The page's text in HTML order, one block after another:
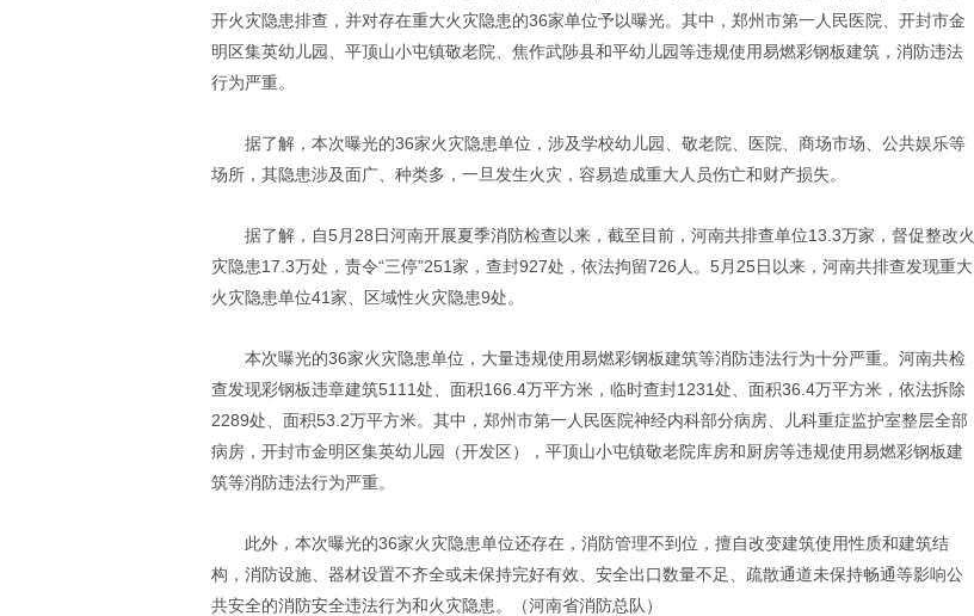
开火灾隐患排查，并对存在重大火灾隐患的36家单位予以曝光。其中，郑州市第一人民医院、开封市金
明区集英幼儿园、平顶山小屯镇敬老院、焦作武陟县和平幼儿园等违规使用易燃彩钢板建筑，消防违法
行为严重。
据了解，本次曝光的36家火灾隐患单位，涉及学校幼儿园、敬老院、医院、商场市场、公共娱乐等
场所，其隐患涉及面广、种类多，一旦发生火灾，容易造成重大人员伤亡和财产损失。
据了解，自5月28日河南开展夏季消防检查以来，截至目前，河南共排查单位13.3万家，督促整改火
灾隐患17.3万处，责令“三停”251家，查封927处，依法拘留726人。5月25日以来，河南共排查发现重大
火灾隐患单位41家、区域性火灾隐患9处。
本次曝光的36家火灾隐患单位，大量违规使用易燃彩钢板建筑等消防违法行为十分严重。河南共检
查发现彩钢板违章建筑5111处、面积166.4万平方米，临时查封1231处、面积36.4万平方米，依法拆除
2289处、面积53.2万平方米。其中，郑州市第一人民医院神经内科部分病房、儿科重症监护室整层全部
病房，开封市金明区集英幼儿园（开发区），平顶山小屯镇敬老院库房和厨房等违规使用易燃彩钢板建
筑等消防违法行为严重。
此外，本次曝光的36家火灾隐患单位还存在，消防管理不到位，擅自改变建筑使用性质和建筑结
构，消防设施、器材设置不齐全或未保持完好有效、安全出口数量不足、疏散通道未保持畅通等影响公
共安全的消防安全违法行为和火灾隐患。（河南省消防总队）